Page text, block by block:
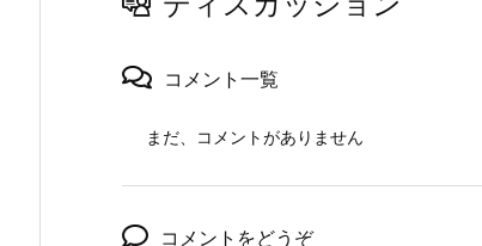
コメント一覧
まだ、コメントがありません
コメントをどうぞ